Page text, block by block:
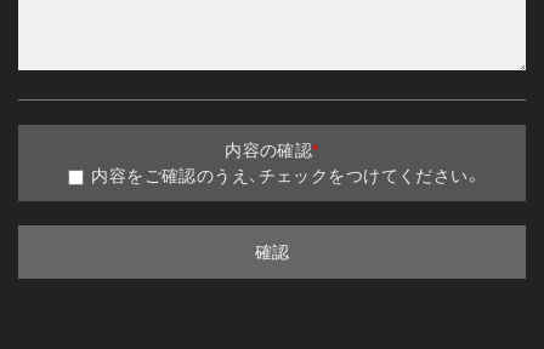
内容の確認*
内容をご確認のうえ、チェックをつけてください。